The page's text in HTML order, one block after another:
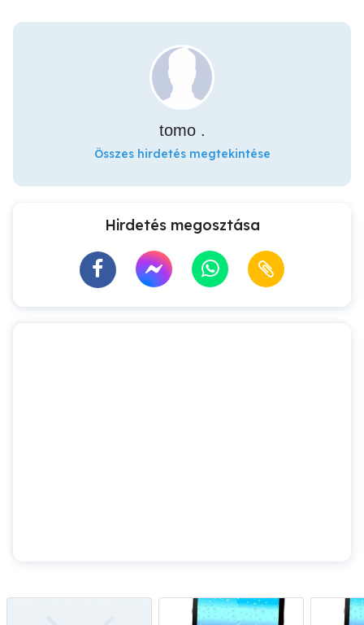
tomo .
Összes hirdetés megtekintése
Hirdetés megosztása